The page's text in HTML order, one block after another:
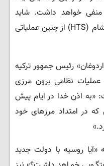
منفی خواهد داشت. شاید
صرفاً جریاناتی نظیر هیئت تحریرالشام (HTS) از چنین عملیاتی
رئیس جمهور ترکیه
به عملیات نظامی برون مرزی
«به اذن خدا در ایام پیش
در امتداد مرزهای خود
روسیه با دولت جدید